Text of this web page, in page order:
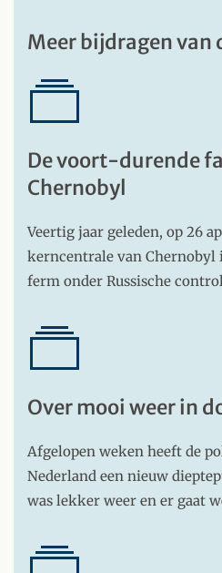
Meer bijdragen van
De voort-durende
Chernobyl
Veertig jaar geleden, op 26
kerncentrale van Chernobyl
ferm onder Russische
Over mooi weer in
Afgelopen weken heeft de
Nederland een nieuw
was lekker weer en er gaat